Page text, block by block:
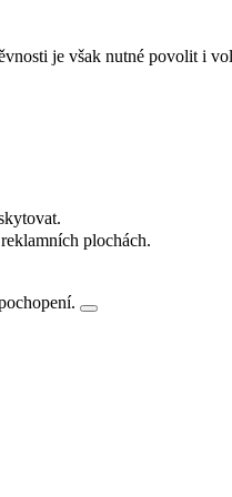
je však nutné povolit i
plochách.